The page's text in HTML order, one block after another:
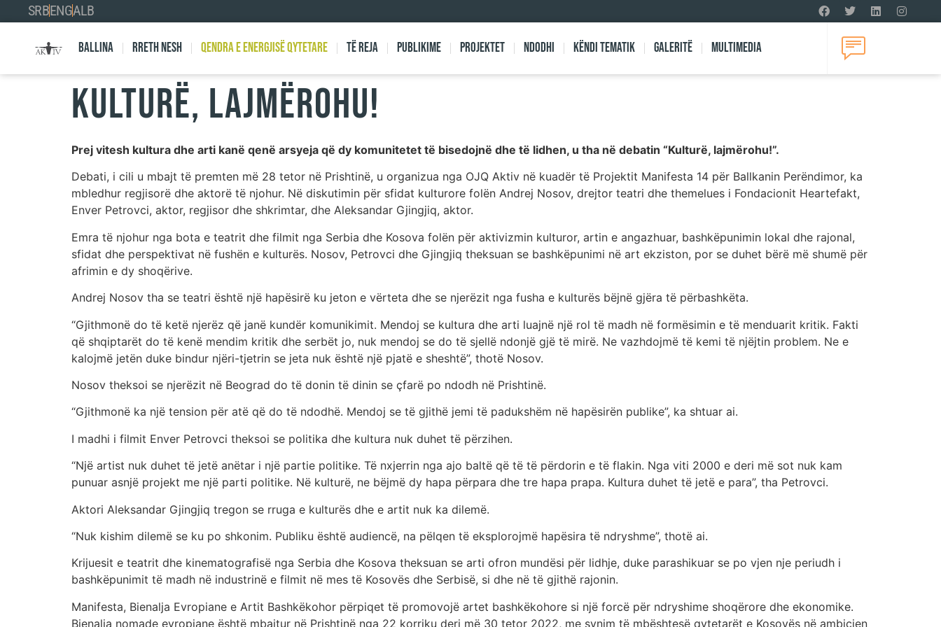
SRBENGALB
Ballina Rreth nesh Qendra e Energjisë Qytetare Të reja Publikime Projektet Ndodhi Këndi Tematik Galeritë Multimedia
KULTURË, LAJMËROHU!
Prej vitesh kultura dhe arti kanë qenë arsyeja që dy komunitetet të bisedojnë dhe të lidhen, u tha në debatin “Kulturë, lajmërohu!”.
Debati, i cili u mbajt të premten më 28 tetor në Prishtinë, u organizua nga OJQ Aktiv në kuadër të Projektit Manifesta 14 për Ballkanin Perëndimor, ka
mbledhur regjisorë dhe aktorë të njohur. Në diskutimin për sfidat kulturore folën Andrej Nosov, drejtor teatri dhe themelues i Fondacionit Heartefakt,
Enver Petrovci, aktor, regjisor dhe shkrimtar, dhe Aleksandar Gjingjiq, aktor.
Emra të njohur nga bota e teatrit dhe filmit nga Serbia dhe Kosova folën për aktivizmin kulturor, artin e angazhuar, bashkëpunimin lokal dhe rajonal,
sfidat dhe perspektivat në fushën e kulturës. Nosov, Petrovci dhe Gjingjiq theksuan se bashkëpunimi në art ekziston, por se duhet bërë më shumë për
afrimin e dy shoqërive.
Andrej Nosov tha se teatri është një hapësirë ​​ku jeton e vërteta dhe se njerëzit nga fusha e kulturës bëjnë gjëra të përbashkëta.
“Gjithmonë do të ketë njerëz që janë kundër komunikimit. Mendoj se kultura dhe arti luajnë një rol të madh në formësimin e të menduarit kritik. Fakti
që shqiptarët do të kenë mendim kritik dhe serbët jo, nuk mendoj se do të sjellë ndonjë gjë të mirë. Ne vazhdojmë të kemi të njëjtin problem. Ne e
kalojmë jetën duke bindur njëri-tjetrin se jeta nuk është një pjatë e sheshtë”, thotë Nosov.
Nosov theksoi se njerëzit në Beograd do të donin të dinin se çfarë po ndodh në Prishtinë.
“Gjithmonë ka një tension për atë që do të ndodhë. Mendoj se të gjithë jemi të padukshëm në hapësirën publike”, ka shtuar ai.
I madhi i filmit Enver Petrovci theksoi se politika dhe kultura nuk duhet të përzihen.
“Një artist nuk duhet të jetë anëtar i një partie politike. Të nxjerrin nga ajo baltë që të të përdorin e të flakin. Nga viti 2000 e deri më sot nuk kam
punuar asnjë projekt me një parti politike. Në kulturë, ne bëjmë dy hapa përpara dhe tre hapa prapa. Kultura duhet të jetë e para”, tha Petrovci.
Aktori Aleksandar Gjingjiq tregon se rruga e kulturës dhe e artit nuk ka dilemë.
“Nuk kishim dilemë se ku po shkonim. Publiku është audiencë, na pëlqen të eksplorojmë hapësira të ndryshme”, thotë ai.
Krijuesit e teatrit dhe kinematografisë nga Serbia dhe Kosova theksuan se arti ofron mundësi për lidhje, duke parashikuar se po vjen nje periudh i
bashkëpunimit të madh në industrinë e filmit në mes të Kosovës dhe Serbisë, si dhe në të gjithë rajonin.
Manifesta, Bienalja Evropiane e Artit Bashkëkohor përpiqet të promovojë artet bashkëkohore si një forcë për ndryshime shoqërore dhe ekonomike.
Bienalja nomade evropiane është mbajtur në Prishtinë nga 22 korriku deri më 30 tetor 2022, me synim të mbështesë qytetarët e Kosovës në ambicien